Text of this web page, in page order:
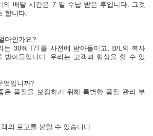
의 배달 시간은 7 일 수납 받은 후입니다. 그것
합니다.
마인가요?
는 30% T/T를 사전에 받아들이고, B/L의 복사
받아들입니다. 우리는 고객과 협상을 할 수 있
엇입니까?
은 품질을 보장하기 위해 특별한 품질 관리 부
의 로고를 붙일 수 있습니다.